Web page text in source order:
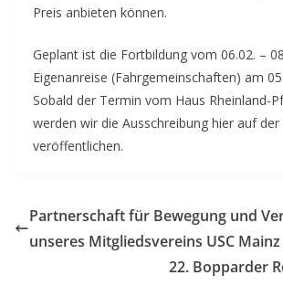
Preis anbieten können.
Geplant ist die Fortbildung vom 06.02. –
Eigenanreise (Fahrgemeinschaften) am
Sobald der Termin vom Haus Rheinland-
werden wir die Ausschreibung hier auf
veröffentlichen.
Partnerschaft für Bewegung und
unseres Mitgliedsvereins USC Mainz
22. Bopparder